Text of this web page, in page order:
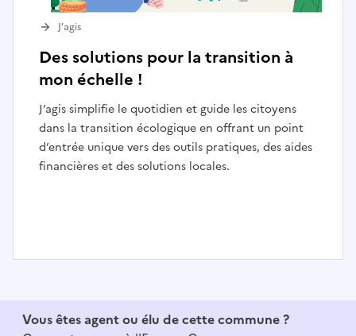
Des solutions pour la transition à
mon échelle !
J’agis simplifie le quotidien et guide les citoyens
dans la transition écologique en offrant un point
d’entrée unique vers des outils pratiques, des aides
financières et des solutions locales.
J’agis
Vous êtes agent ou élu de cette commune ?